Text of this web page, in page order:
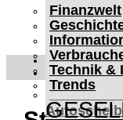
Finanzwelt
Technik &
Trends
WINTER IM
Lifehacks